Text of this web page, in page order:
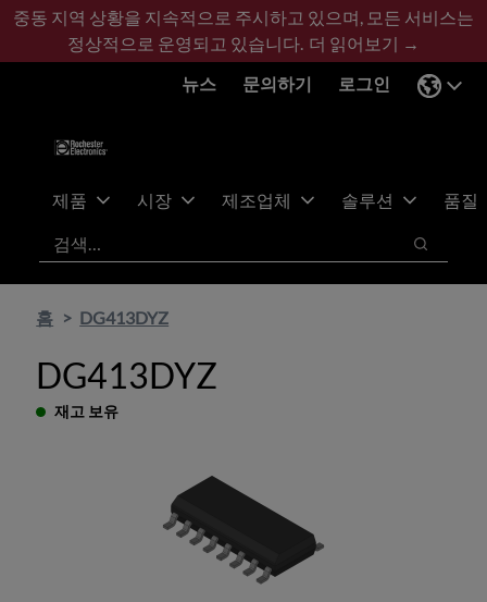
기
콘
바
글
중동 지역 상황을 지속적으로 주시하고 있으며, 모든 서비스는
정상적으로 운영되고 있습니다. 더 읽어보기 →
뉴스
문의하기 로그인
제품 시장 제조업체 솔루션
품질
검색
검색
홈 DG413DYZ
DG413DYZ
재고 보유